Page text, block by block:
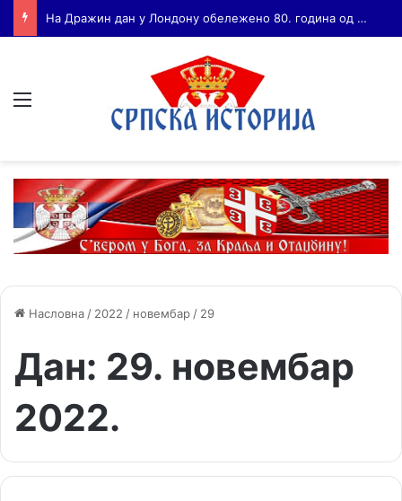
Бојанић: ВОЈА ТАНКОСИЋ – ЧОВЕК КОГА СУ СЕ ПЛАШИЛИ И ЖИВОГ И МРТВОГ, а нема ни споненик
Насловна / 2022 / новембар / 29
Дан: 29. новембар
2022.